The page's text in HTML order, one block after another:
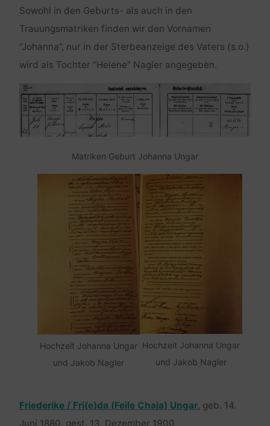
Sowohl in den Geburts- als auch in den
Trauungsmatriken finden wir den Vornamen
“Johanna”, nur in der Sterbeanzeige des Vaters (s.o.)
wird als Tochter “Helene” Nagler angegeben.
Matriken Geburt Johanna Ungar
Hochzeit Johanna Ungar
und Jakob Nagler
Hochzeit Johanna Ungar
und Jakob Nagler
Friederike / Fri(e)da (Feile Chaja) Ungar, geb. 14.
Juni 1880, gest. 13. Dezember 1900